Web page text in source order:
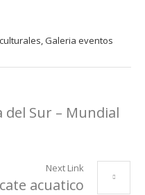
Galeria eventos
del Sur – Mundial
Next Link
acuatico